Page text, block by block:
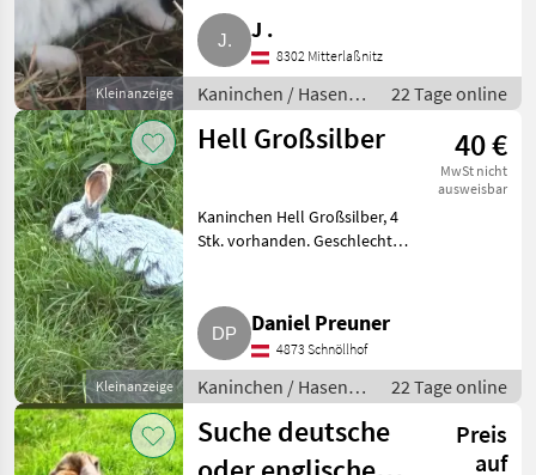
Kleinanzeige
vielen verschiedenen Farben.
8.302 Nestelbach bei Graz.
Mitnahme Nähe Autobahnab
J .
8302 Mitterlaßnitz
Kaninchen / Hasen /
Jungkaninchen
22 Tage online
Kleinanzeige
Hell Großsilber 40 €
MwSt nicht
ausweisbar
Kaninchen Hell Großsilber, 4
Stk. vorhanden. Geschlecht
Jungkaninchen
Daniel Preuner
4873 Schnöllhof
Kaninchen / Hasen /
Jungkaninchen
22 Tage online
Suche deutsche
Preis
auf